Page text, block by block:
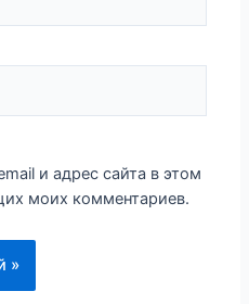
и адрес сайта в этом
моих комментариев.